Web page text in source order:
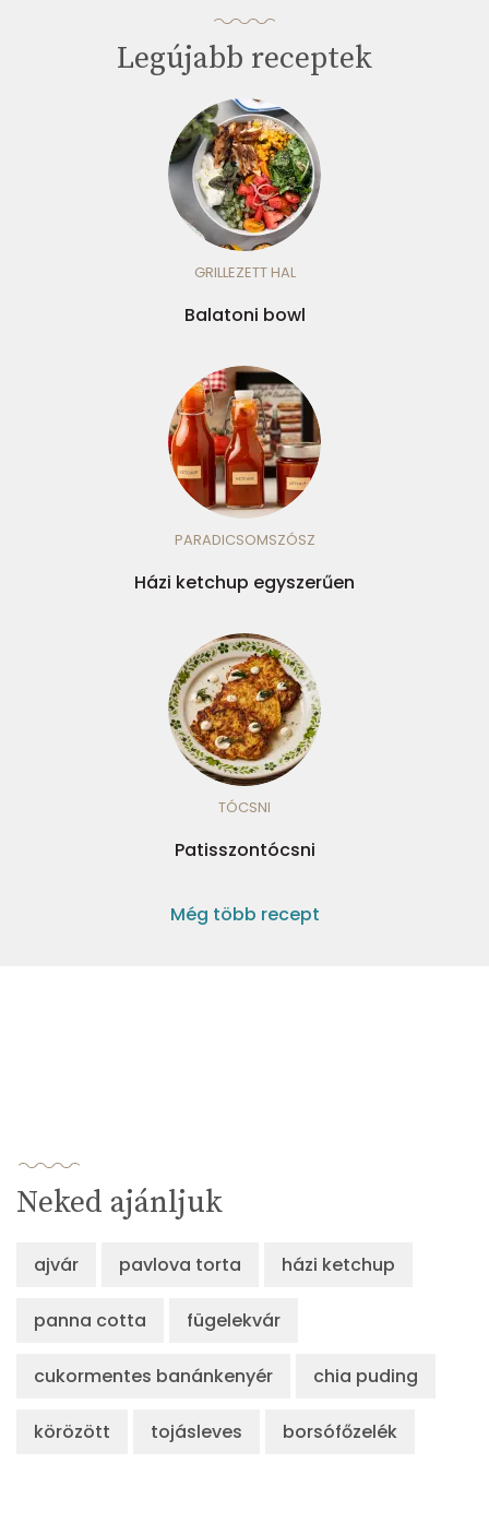
Legújabb receptek
GRILLEZETT HAL
Balatoni bowl
PARADICSOMSZÓSZ
Házi ketchup egyszerűen
TÓCSNI
Patisszontócsni
Még több recept
Neked ajánljuk
ajvár pavlova torta házi ketchup
panna cotta fügelekvár
cukormentes banánkenyér chia puding
körözött tojásleves borsófőzelék